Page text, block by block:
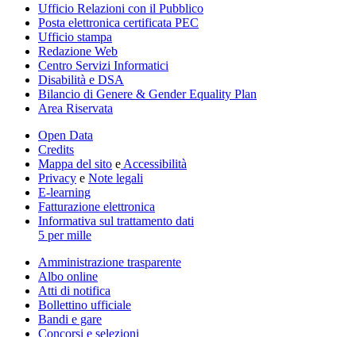
Ufficio Relazioni con il Pubblico
Posta elettronica certificata PEC
Ufficio stampa
Redazione Web
Centro Servizi Informatici
Disabilità e DSA
Bilancio di Genere & Gender Equality Plan
Area Riservata
Open Data
Credits
Mappa del sito e Accessibilità
Privacy e Note legali
E-learning
Fatturazione elettronica
Informativa sul trattamento dati
5 per mille
Amministrazione trasparente
Albo online
Atti di notifica
Bollettino ufficiale
Bandi e gare
Concorsi e selezioni